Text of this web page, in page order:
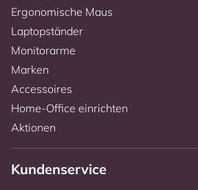
Ergonomische Maus
Laptopständer
Monitorarme
Marken
Accessoires
Home-Office einrichten
Aktionen
Kundenservice